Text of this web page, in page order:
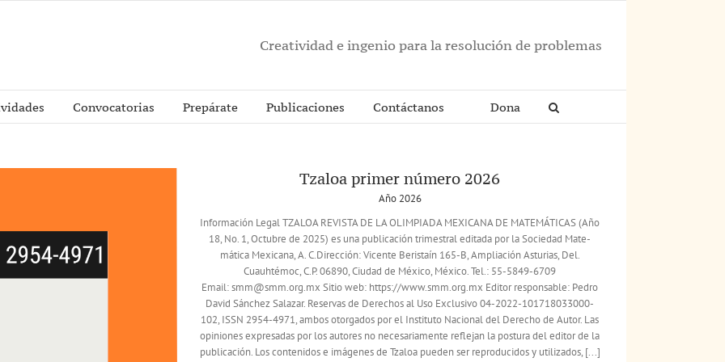
Creatividad e ingenio para la resolución de problemas
Convocatorias Prepárate Publicaciones Contáctanos Dona
Tzaloa primer número 2026
Año 2026
Información Legal TZALOA REVISTA DE LA OLIMPIADA MEXICANA DE MATEMÁTICAS (Año
18, No. 1, Octubre de 2025) es una publicación trimestral editada por la Sociedad Mate-
mática Mexicana, A. C.Dirección: Vicente Beristaín 165-B, Ampliación Asturias, Del.
Cuauhtémoc, C.P. 06890, Ciudad de México, México. Tel.: 55-5849-6709
Email: smm@smm.org.mx Sitio web: https://www.smm.org.mx Editor responsable: Pedro
David Sánchez Salazar. Reservas de Derechos al Uso Exclusivo 04-2022-101718033000-
102, ISSN 2954-4971, ambos otorgados por el Instituto Nacional del Derecho de Autor. Las
opiniones expresadas por los autores no necesariamente reflejan la postura del editor de la
publicación. Los contenidos e imágenes de Tzaloa pueden ser reproducidos y utilizados, [...]